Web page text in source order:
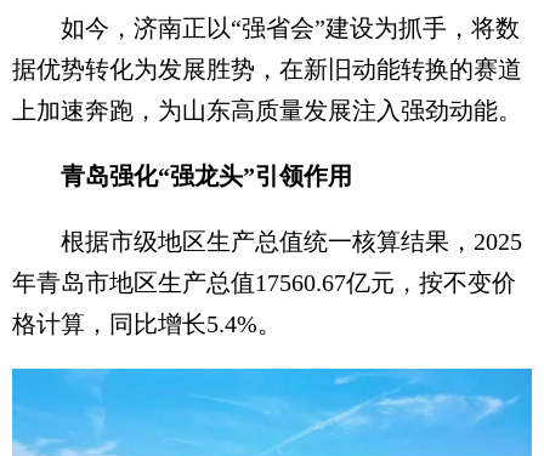
如今，济南正以“强省会”建设为抓手，将数
据优势转化为发展胜势，在新旧动能转换的赛道
上加速奔跑，为山东高质量发展注入强劲动能。
青岛强化“强龙头”引领作用
根据市级地区生产总值统一核算结果，2025
年青岛市地区生产总值17560.67亿元，按不变价
格计算，同比增长5.4%。